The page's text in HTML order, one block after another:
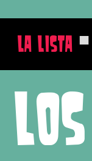
La Lista ■